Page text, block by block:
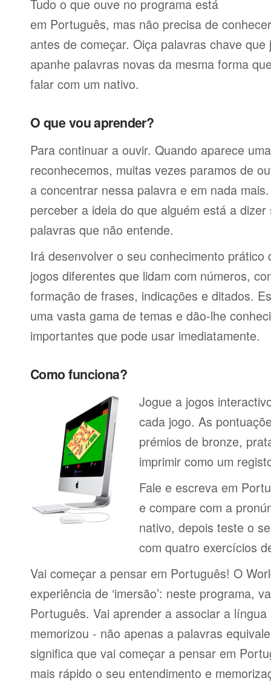
Tudo o que ouve no programa está
em Português, mas não precisa de
antes de começar. Oiça palavras chave
apanhe palavras novas da mesma forma
falar com um nativo.
O que vou aprender?
Para continuar a ouvir. Quando aparece
reconhecemos, muitas vezes paramos de
a concentrar nessa palavra e em nada
perceber a ideia do que alguém está a
palavras que não entende.
Irá desenvolver o seu conhecimento
jogos diferentes que lidam com números,
formação de frases, indicações e ditados.
uma vasta gama de temas e dão-lhe
importantes que pode usar imediatamente.
Como funciona?
Jogue a jogos
cada jogo. As
prémios de bronze,
imprimir como um
Fale e escreva em
e compare com a
nativo, depois teste o
com quatro exercícios
Vai começar a pensar em Português! O
experiência de ‘imersão’: neste programa,
Português. Vai aprender a associar a
memorizou - não apenas a palavras
significa que vai começar a pensar em
mais rápido o seu entendimento e